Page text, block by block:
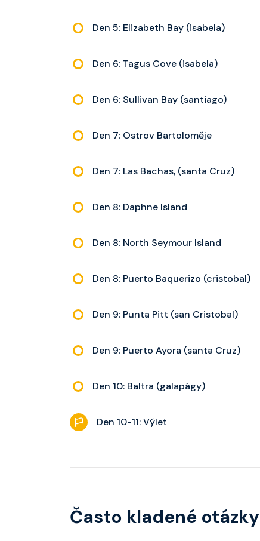
Den 5: Elizabeth Bay (isabela)
Den 6: Tagus Cove (isabela)
Den 6: Sullivan Bay (santiago)
Den 7: Ostrov Bartoloměje
Den 7: Las Bachas, (santa Cruz)
Den 8: Daphne Island
Den 8: North Seymour Island
Den 8: Puerto Baquerizo (cristobal)
Den 9: Punta Pitt (san Cristobal)
Den 9: Puerto Ayora (santa Cruz)
Den 10: Baltra (galapágy)
Den 10-11: Výlet
Často kladené otázky